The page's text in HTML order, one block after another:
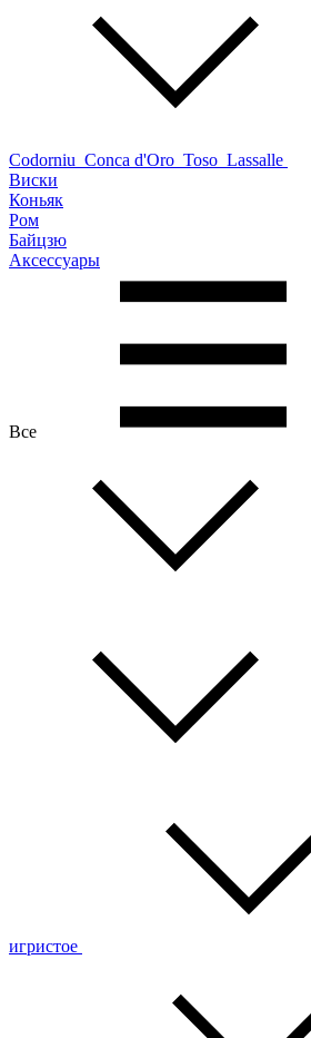
Codorniu Conca d'Oro Toso Lassalle
Виски
Коньяк
Ром
Байцзю
Аксессуары
Все
игристое